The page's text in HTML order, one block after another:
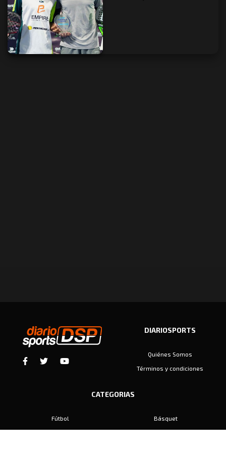
DIARIOSPORTS
Quiénes Somos
Términos y condiciones
CATEGORIAS
Fútbol
Básquet